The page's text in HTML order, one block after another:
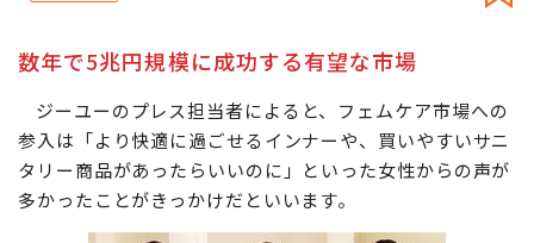
数年で5兆円規模に成功する有望な市場
ジーユーのプレス担当者によると、フェムケア市場への
参入は「より快適に過ごせるインナーや、買いやすいサニ
タリー商品があったらいいのに」といった女性からの声が
多かったことがきっかけだといいます。